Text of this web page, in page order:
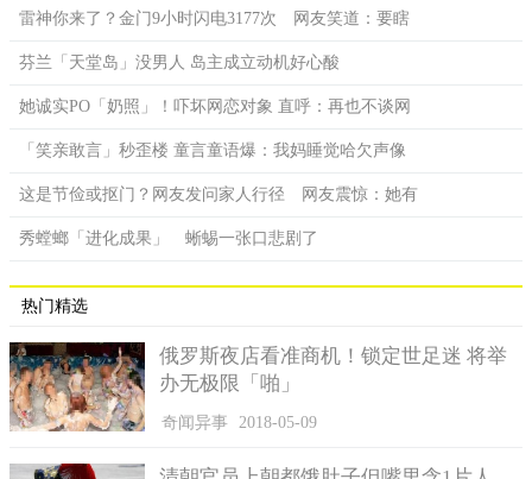
雷神你来了？金门9小时闪电3177次 网友笑道：要瞎
芬兰「天堂岛」没男人 岛主成立动机好心酸
她诚实PO「奶照」！吓坏网恋对象 直呼：再也不谈网
「笑亲敢言」秒歪楼 童言童语爆：我妈睡觉哈欠声像
这是节俭或抠门？网友发问家人行径 网友震惊：她有
秀螳螂「进化成果」 蜥蜴一张口悲剧了
热门精选
俄罗斯夜店看准商机！锁定世足迷 将举
办无极限「啪」
奇闻异事 2018-05-09